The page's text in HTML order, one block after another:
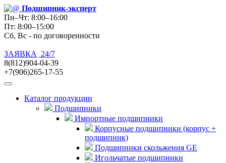
Подшипник-эксперт
Пн–Чт: 8:00–16:00
Пт: 8:00–15:00
Сб, Вс - по договоренности
ЗАЯВКА
24/7
8(812)904-04-39
+7(906)265-17-55
Каталог продукции
Подшипники
Импортные подшипники
Корпусные подшипники (корпус +
подшипник)
Подшипники скольжения GE
Игольчатые подшипники